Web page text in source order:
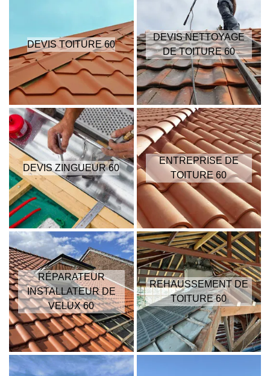
DEVIS TOITURE 60
DEVIS NETTOYAGE
DE TOITURE 60
DEVIS ZINGUEUR 60
ENTREPRISE DE
TOITURE 60
RÉPARATEUR
INSTALLATEUR DE
VELUX 60
REHAUSSEMENT DE
TOITURE 60